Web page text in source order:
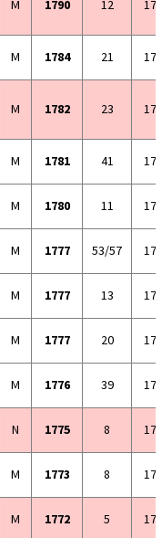
M 1790 12
M 1784 21
M 1782 23
M 1781 41
M 1780 11
M 1777 53/57
M 1777 13
M 1777 20
M 1776 39
N 1775 8
M 1773 8
M 1772 5